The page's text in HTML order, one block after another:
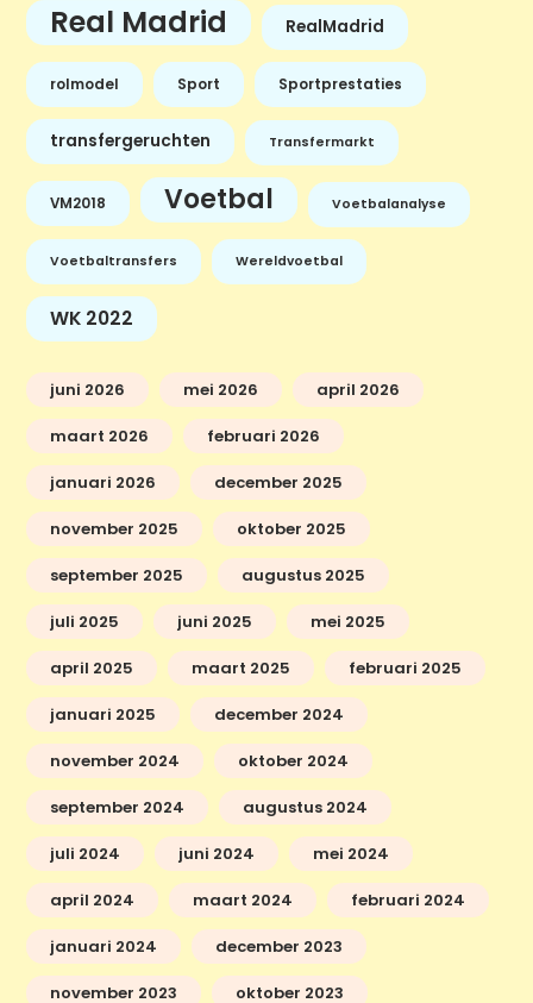
Real Madrid RealMadrid
rolmodel Sport Sportprestaties
transfergeruchten Transfermarkt
VM2018 Voetbal Voetbalanalyse
Voetbaltransfers Wereldvoetbal
WK 2022
juni 2026 mei 2026 april 2026
maart 2026 februari 2026
januari 2026 december 2025
november 2025 oktober 2025
september 2025 augustus 2025
juli 2025 juni 2025 mei 2025
april 2025 maart 2025 februari 2025
januari 2025 december 2024
november 2024 oktober 2024
september 2024 augustus 2024
juli 2024 juni 2024 mei 2024
april 2024 maart 2024 februari 2024
januari 2024 december 2023
november 2023 oktober 2023